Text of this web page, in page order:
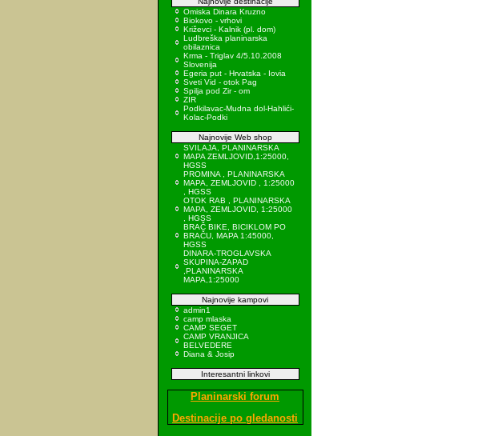
Omiska Dinara Kruzno
Biokovo - vrhovi
Križevci - Kalnik (pl. dom)
Ludbreška planinarska
obilaznica
Krma - Triglav 4/5.10.2008
Slovenija
Egeria put - Hrvatska - Iovia
Sveti Vid - otok Pag
Spilja pod Zir - om
ZIR
Podkilavac-Mudna dol-Hahlići-
Kolac-Podki
Najnovije Web shop
SVILAJA, PLANINARSKA
MAPA ZEMLJOVID,1:25000,
HGSS
PROMINA , PLANINARSKA
MAPA, ZEMLJOVID , 1:25000
, HGSS
OTOK RAB , PLANINARSKA
MAPA, ZEMLJOVID, 1:25000
, HGSS
BRAČ BIKE, BICIKLOM PO
BRAČU, MAPA 1:45000,
HGSS
DINARA-TROGLAVSKA
SKUPINA-ZAPAD
,PLANINARSKA
MAPA,1:25000
Najnovije kampovi
admin1
camp mlaska
CAMP SEGET
CAMP VRANJICA
BELVEDERE
Diana & Josip
Interesantni linkovi
Planinarski forum
Destinacije po gledanosti